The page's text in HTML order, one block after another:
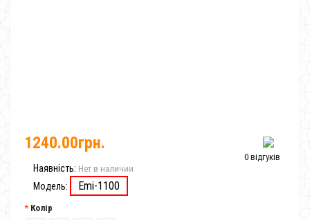
0 відгуків
1240.00грн.
Наявність: Нет в наличии
Модель: Emi-1100
Колір